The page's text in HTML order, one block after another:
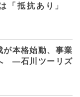
「抵抗あり」
が本格始動、事業
―石川ツーリズ